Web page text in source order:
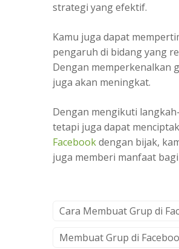
strategi yang efektif.
Kamu juga dapat
pengaruh di bidang yang
Dengan memperkenalkan
juga akan meningkat.
Dengan mengikuti
tetapi juga dapat
Facebookdengan bijak,
juga memberi manfaat
Cara Membuat Grup di
Membuat Grup di